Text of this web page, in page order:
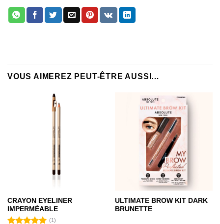
VOUS AIMEREZ PEUT-ÊTRE AUSSI…
CRAYON EYELINER
IMPERMÉABLE
(1)
ULTIMATE BROW KIT DARK
BRUNETTE